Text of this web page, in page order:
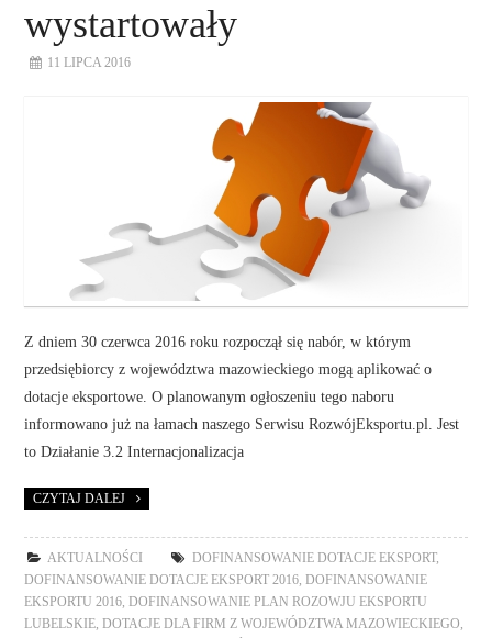
KONTAKT
wystartowały
11 LIPCA 2016
Z dniem 30 czerwca 2016 roku rozpoczął się nabór, w którym
przedsiębiorcy z województwa mazowieckiego mogą aplikować o
dotacje eksportowe. O planowanym ogłoszeniu tego naboru
informowano już na łamach naszego Serwisu RozwójEksportu.pl. Jest
to Działanie 3.2 Internacjonalizacja
CZYTAJ DALEJ
AKTUALNOŚCI DOFINANSOWANIE DOTACJE EKSPORT,
DOFINANSOWANIE DOTACJE EKSPORT 2016
DOFINANSOWANIE
EKSPORTU 2016
DOFINANSOWANIE PLAN ROZOWJU EKSPORTU
LUBELSKIE
DOTACJE DLA FIRM Z WOJEWÓDZTWA MAZOWIECKIEGO